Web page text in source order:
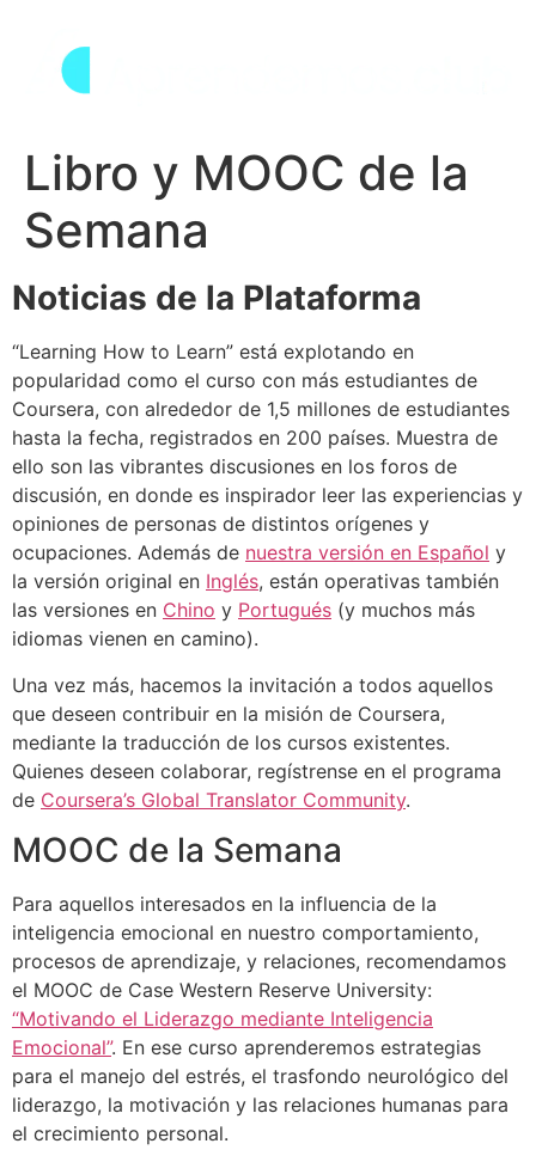
content
Libro y MOOC de la
Semana
Noticias de la Plataforma
“Learning How to Learn” está explotando en
popularidad como el curso con más estudiantes de
Coursera, con alrededor de 1,5 millones de estudiantes
hasta la fecha, registrados en 200 países. Muestra de
ello son las vibrantes discusiones en los foros de
discusión, en donde es inspirador leer las experiencias y
opiniones de personas de distintos orígenes y
ocupaciones. Además de nuestra versión en Español y
la versión original en Inglés, están operativas también
las versiones en Chino y Portugués (y muchos más
idiomas vienen en camino).
Una vez más, hacemos la invitación a todos aquellos
que deseen contribuir en la misión de Coursera,
mediante la traducción de los cursos existentes.
Quienes deseen colaborar, regístrense en el programa
de Coursera’s Global Translator Community.
MOOC de la Semana
Para aquellos interesados en la influencia de la
inteligencia emocional en nuestro comportamiento,
procesos de aprendizaje, y relaciones, recomendamos
el MOOC de Case Western Reserve University:
“Motivando el Liderazgo mediante Inteligencia
Emocional”. En ese curso aprenderemos estrategias
para el manejo del estrés, el trasfondo neurológico del
liderazgo, la motivación y las relaciones humanas para
el crecimiento personal.